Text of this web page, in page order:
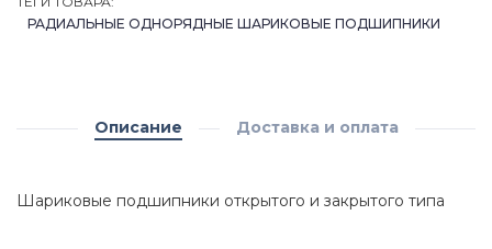
РАДИАЛЬНЫЕ ОДНОРЯДНЫЕ ШАРИКОВЫЕ ПОДШИПНИКИ
Описание Доставка и оплата
Шариковые подшипники открытого и закрытого типа